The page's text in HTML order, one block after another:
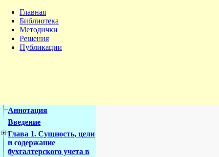
Главная
Библиотека
Методички
Решения
Публикации
Аннотация
Введение
Глава 1. Сущность, цели
и содержание
бухгалтерского учета в